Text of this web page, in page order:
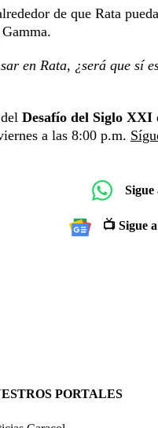
de que Rata
en Rata, ¿será que sí
Desafío del Siglo XXI
a las 8:00 p.m.
📺 Sigue
PORTALES